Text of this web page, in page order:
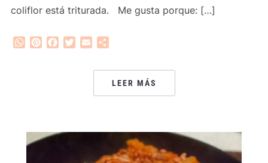
coliflor está triturada. Me gusta porque: […]
WhatsApp
PinterestFacebook
Twitter
Email
LEER MÁS